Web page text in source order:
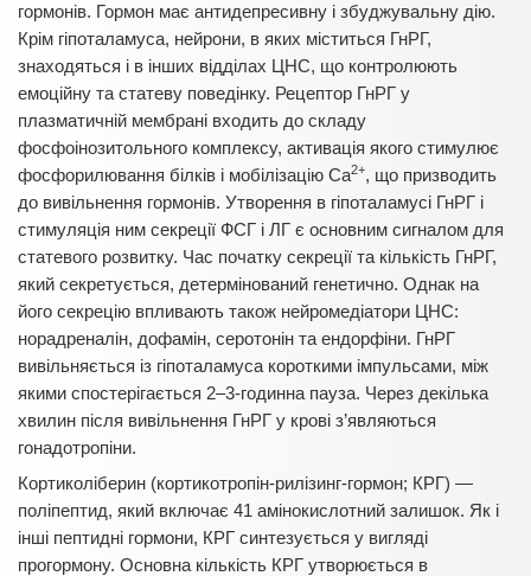
гормонів. Гормон має антидепресивну і збуджувальну дію.
Крім гіпоталамуса, нейрони, в яких міститься ГнРГ,
знаходяться і в інших відділах ЦНС, що контролюють
емоційну та статеву поведінку. Рецептор ГнРГ у
плазматичній мембрані входить до складу
фосфоінозитольного комплексу, активація якого стимулює
фосфорилювання білків і мобілізацію Са2+, що призводить
до вивільнення гормонів. Утворення в гіпоталамусі ГнРГ і
стимуляція ним секреції ФСГ і ЛГ є основним сигналом для
статевого розвитку. Час початку секреції та кількість ГнРГ,
який секретується, детермінований генетично. Однак на
його секрецію впливають також нейромедіатори ЦНС:
норадреналін, дофамін, серотонін та ендорфіни. ГнРГ
вивільняється із гіпоталамуса короткими імпульсами, між
якими спостерігається 2–3-годинна пауза. Через декілька
хвилин після вивільнення ГнРГ у крові з’являються
гонадотропіни.
Кортиколіберин (кортикотропін-рилізинг-гормон; КРГ) —
поліпептид, який включає 41 амінокислотний залишок. Як і
інші пептидні гормони, КРГ синтезується у вигляді
прогормону. Основна кількість КРГ утворюється в